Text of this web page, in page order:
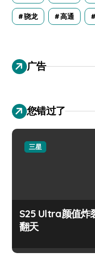
骁龙 高通
广告
您错过了
三星
S25 Ultra颜值炸
翻天